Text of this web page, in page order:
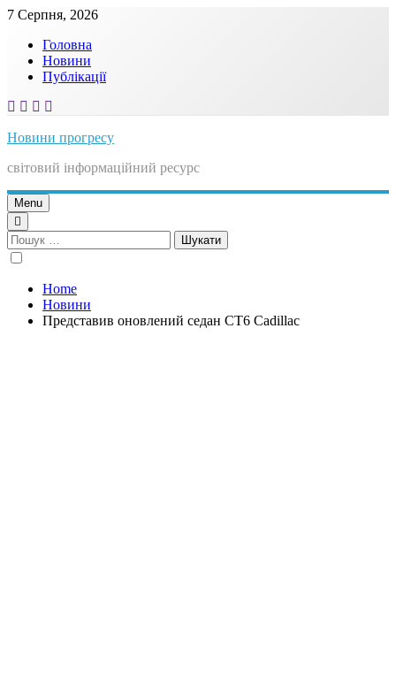
Skip
content
7 Серпня, 2026
Головна
Новини
Публікації
Новини прогресу
світовий інформаційний ресурс
Menu
Пошук:
Home
Новини
Представив оновлений седан CT6 Cadillac